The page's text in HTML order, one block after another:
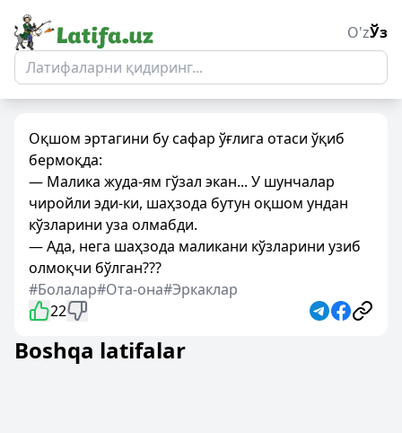
O'zЎз
Оқшом эртагини бу сафар ўғлига отаси ўқиб
бермоқда:
— Малика жуда-ям гўзал экан... У шунчалар
чиройли эди-ки, шаҳзода бутун оқшом ундан
кўзларини уза олмабди.
— Ада, нега шаҳзода маликани кўзларини узиб
олмоқчи бўлган???
#Болалар#Ота-она#Эркаклар
22
Boshqa latifalar